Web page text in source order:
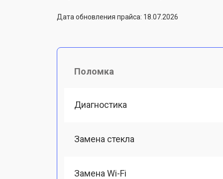
Дата обновления прайса: 18.07.2026
Поломка
Диагностика
Замена стекла
Замена Wi-Fi